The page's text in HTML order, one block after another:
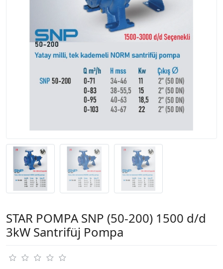
STAR POMPA SNP (50-200) 1500 d/d
3kW Santrifüj Pompa